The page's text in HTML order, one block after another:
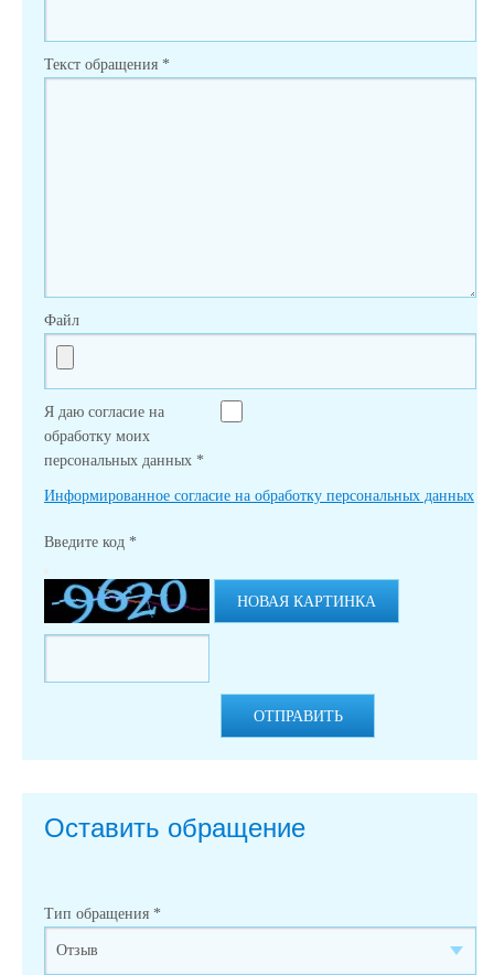
Текст обращения *
Файл
Я даю согласие на
обработку моих
персональных данных *
Информированное согласие на обработку персональных данных
Введите код *
НОВАЯ КАРТИНКА
ОТПРАВИТЬ
Оставить обращение
Тип обращения *